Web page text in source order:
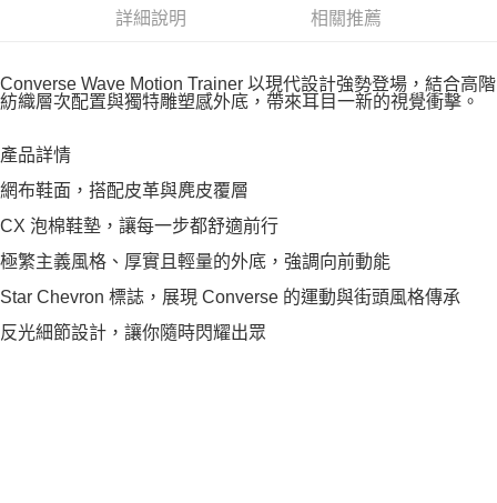
詳細說明 相關推薦
Converse Wave Motion Trainer 以現代設計強勢登場，結合高階
紡織層次配置與獨特雕塑感外底，帶來耳目一新的視覺衝擊。
產品詳情
網布鞋面，搭配皮革與麂皮覆層
CX 泡棉鞋墊，讓每一步都舒適前行
極繁主義風格、厚實且輕量的外底，強調向前動能
Star Chevron 標誌，展現 Converse 的運動與街頭風格傳承
反光細節設計，讓你隨時閃耀出眾